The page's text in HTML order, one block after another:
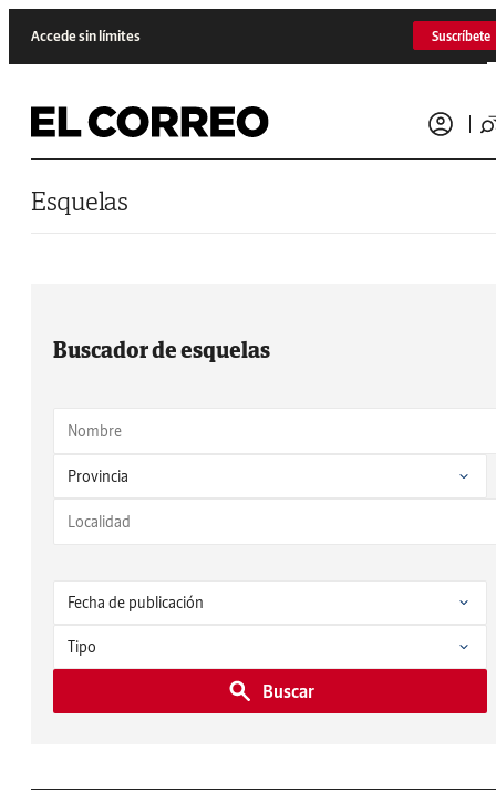
Accede sin límites Suscríbete
Esquelas
Buscador de esquelas
Buscar